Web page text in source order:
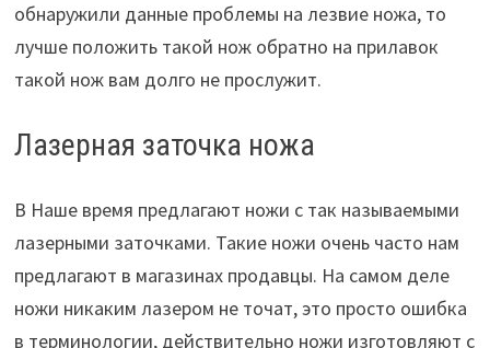
обнаружили данные проблемы на лезвие ножа, то
лучше положить такой нож обратно на прилавок
такой нож вам долго не прослужит.
Лазерная заточка ножа
В Наше время предлагают ножи с так называемыми
лазерными заточками. Такие ножи очень часто нам
предлагают в магазинах продавцы. На самом деле
ножи никаким лазером не точат, это просто ошибка
в терминологии, действительно ножи изготовляют с